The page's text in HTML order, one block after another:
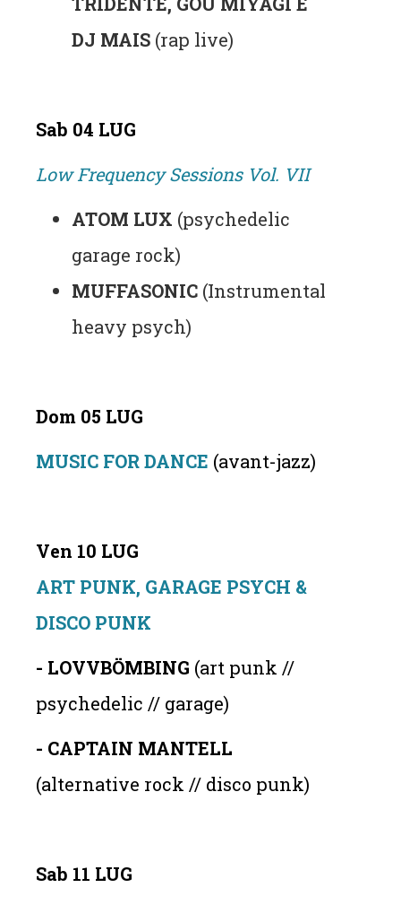
DJ MAIS (rap live)
Sab 04 LUG
Low Frequency Sessions Vol. VII
ATOM LUX (psychedelic
garage rock)
MUFFASONIC (Instrumental
heavy psych)
Dom 05 LUG
MUSIC FOR DANCE (avant-jazz)
Ven 10 LUG
ART PUNK, GARAGE PSYCH &
DISCO PUNK
- LOVVBÖMBING (art punk //
psychedelic // garage)
- CAPTAIN MANTELL
(alternative rock // disco punk)
Sab 11 LUG